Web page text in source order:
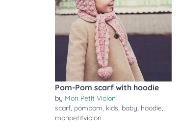
Pom-Pom scarf with hoodie
by Mon Petit Violon
scarf, pompom, kids, baby, hoodie,
monpetitviolon